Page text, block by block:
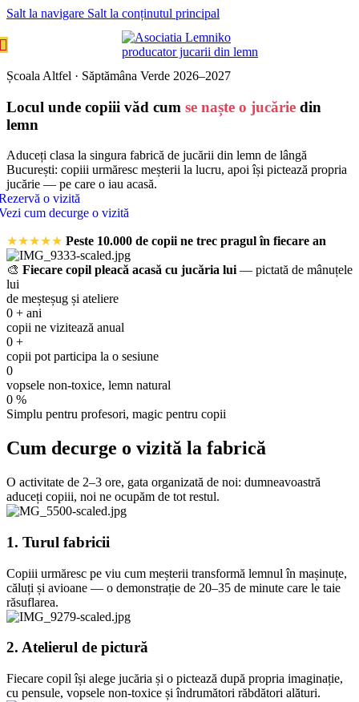
Salt la navigare Salt la conținutul principal
Școala Altfel · Săptămâna Verde 2026–2027
Locul unde copiii văd cum se naște o jucărie din
lemn
Aduceți clasa la singura fabrică de jucării din lemn de lângă
București: copiii urmăresc meșterii la lucru, apoi își pictează propria
jucărie — pe care o iau acasă.
o vizită
cum decurge o vizită
★★★★★ Peste 10.000 de copii ne trec pragul în fiecare an
🎨 Fiecare copil pleacă acasă cu jucăria lui— pictată de mânuțele
lui
de meșteșug și ateliere
0 + ani
copii ne vizitează anual
0 +
copii pot participa la o sesiune
0
vopsele non-toxice, lemn natural
0 %
Simplu pentru profesori, magic pentru copii
Cum decurge o vizită la fabrică
O activitate de 2–3 ore, gata organizată de noi: dumneavoastră
aduceți copiii, noi ne ocupăm de tot restul.
1. Turul fabricii
Copiii urmăresc pe viu cum meșterii transformă lemnul în mașinuțe,
căluți și avioane — o demonstrație de 20–35 de minute care le taie
răsuflarea.
2. Atelierul de pictură
Fiecare copil își alege jucăria și o pictează după propria imaginație,
cu pensule, vopsele non-toxice și îndrumători răbdători alături.